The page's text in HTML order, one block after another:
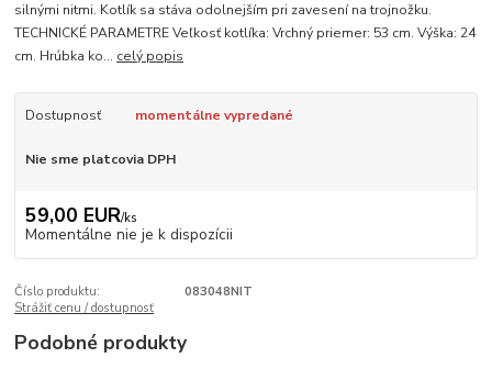
silnými nitmi. Kotlík sa stáva odolnejším pri zavesení na trojnožku.
TECHNICKÉ PARAMETRE Veľkosť kotlíka: Vrchný priemer: 53 cm. Výška: 24
cm. Hrúbka ko... celý popis
Dostupnosť momentálne vypredané
Nie sme platcovia DPH
59,00 EUR/ks
Momentálne nie je k dispozícii
Číslo produktu:
083048NIT
Strážiť cenu / dostupnosť
Podobné produkty